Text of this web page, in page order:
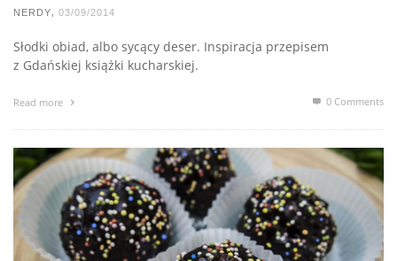
NERDY 03/09/2014
Słodki obiad, albo sycący deser. Inspiracja przepisem
z Gdańskiej książki kucharskiej.
Read more 0 Comments